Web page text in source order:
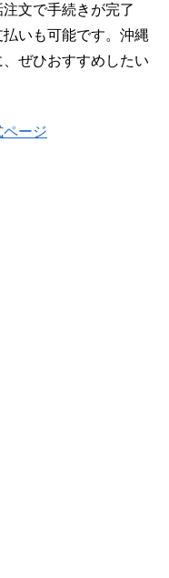
文で手続きが完了
いも可能です。沖縄
ぜひおすすめしたい
ージ